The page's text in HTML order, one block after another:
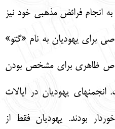
به انجام فرائض مذهبي خود نيز
براي يهوديان به نام «گتو»
خاص ظاهري براي مشخص بودن
يهوديان در ايالات
بودند. يهوديان فقط از